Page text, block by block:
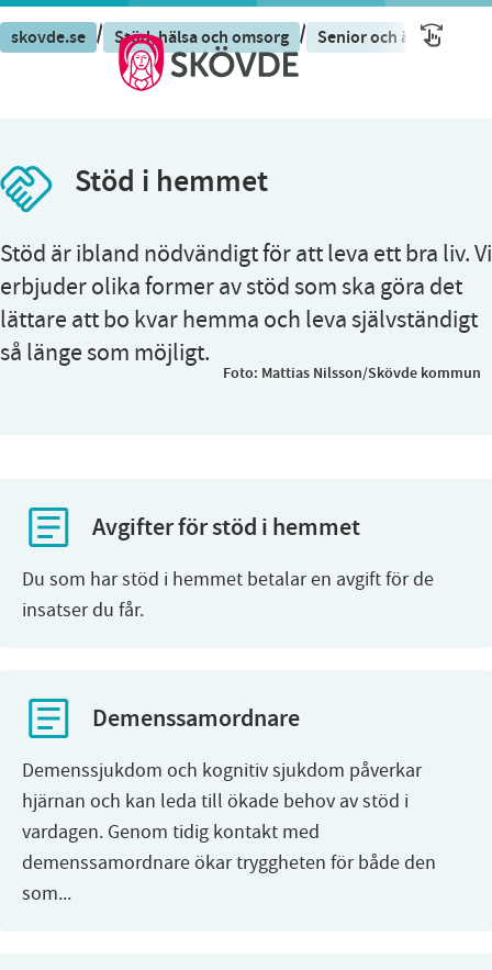
skovde.se / Stöd, hälsa och omsorg / Senior och äldre
Stöd i hemmet
Stöd är ibland nödvändigt för att leva ett bra liv. Vi
erbjuder olika former av stöd som ska göra det
lättare att bo kvar hemma och leva självständigt
så länge som möjligt.
Foto: Mattias Nilsson/Skövde kommun
Avgifter för stöd i hemmet
Du som har stöd i hemmet betalar en avgift för de
insatser du får.
Demenssamordnare
Demenssjukdom och kognitiv sjukdom påverkar
hjärnan och kan leda till ökade behov av stöd i
vardagen. Genom tidig kontakt med
demenssamordnare ökar tryggheten för både den
som...